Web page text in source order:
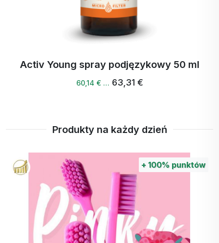
Activ Young spray podjęzykowy 50 ml
60,14 € … 63,31 €
Produkty na każdy dzień
+ 100% punktów